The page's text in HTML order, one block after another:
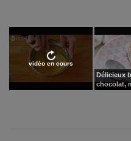
vidéo en cours
Délicieux
chocolat,